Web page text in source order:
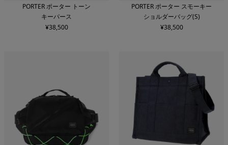
PORTER ポーター トーン
キーパース
¥38,500
PORTER ポーター スモーキー
ショルダーバッグ(S)
¥38,500